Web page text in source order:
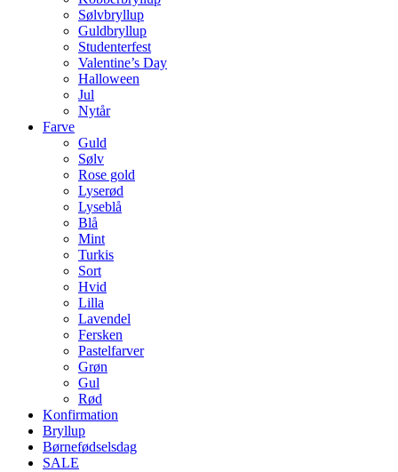
Sølvbryllup
Guldbryllup
Studenterfest
Valentine’s Day
Halloween
Jul
Nytår
Farve
Guld
Sølv
Rose gold
Lyserød
Lyseblå
Blå
Mint
Turkis
Sort
Hvid
Lilla
Lavendel
Fersken
Pastelfarver
Grøn
Gul
Rød
Konfirmation
Bryllup
Børnefødselsdag
SALE